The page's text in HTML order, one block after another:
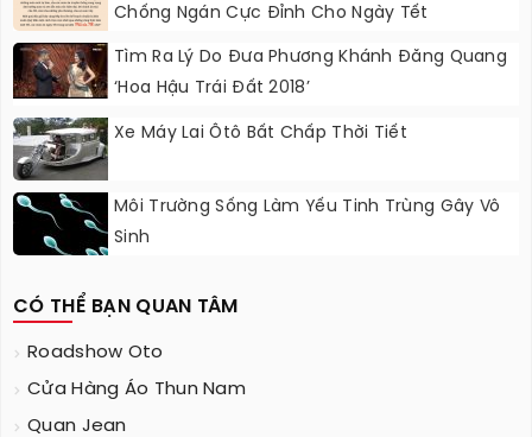
Chống Ngán Cực Đỉnh Cho Ngày Tết
Tìm Ra Lý Do Đưa Phương Khánh Đăng Quang
‘Hoa Hậu Trái Đất 2018’
Xe Máy Lai Ôtô Bất Chấp Thời Tiết
Môi Trường Sống Làm Yếu Tinh Trùng Gây Vô
Sinh
CÓ THỂ BẠN QUAN TÂM
Roadshow Oto
Cửa Hàng Áo Thun Nam
Quan Jean